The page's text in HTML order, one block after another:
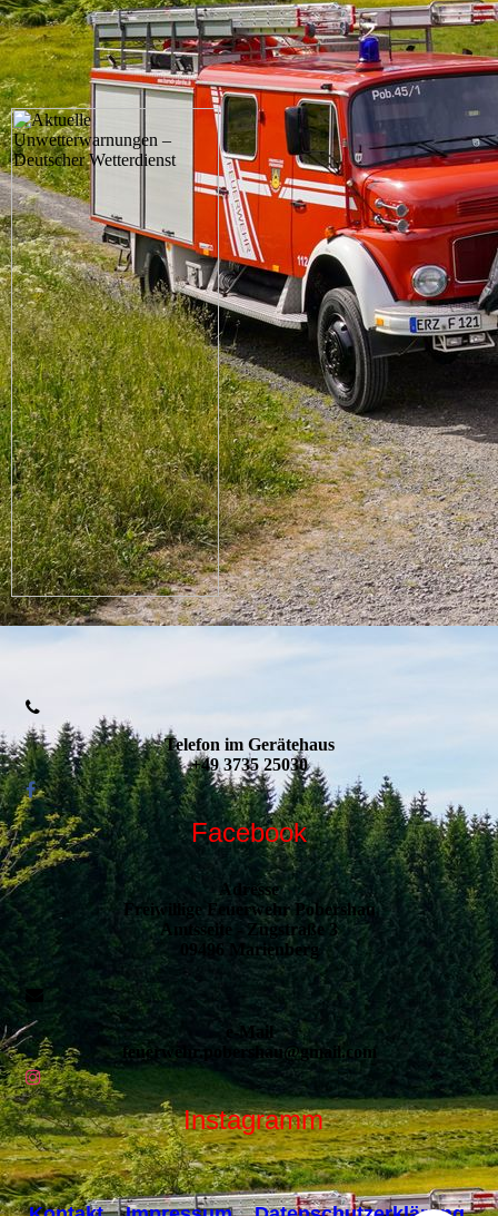
Telefon im Gerätehaus
+49 3735 25030
Facebook
Adresse
Freiwillige Feuerwehr Pobershau
Amtsseite - Zugstraße 3
09496 Marienberg
e-Mail
feuerwehr.pobershau@gmail.com
Instagramm